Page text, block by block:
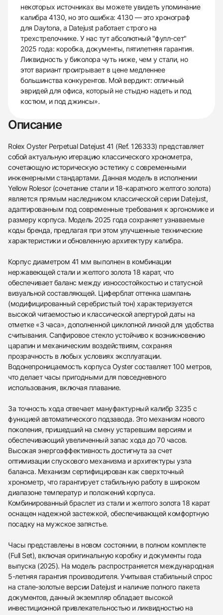
438
285
145
142
205
204
195
150
6
некоторых источниках вы можете увидеть упоминание
калибра 4130, но это ошибка: 4130 — это хронограф
для Daytona, а Datejust работает строго на
трехстрелочнике. У нас тут абсолютный "фулл-сет"
2025 года: коробка, документы, пятилетняя гарантия.
Ликвидность у биколора чуть ниже, чем у стали, но
этот вариант проигрывает в цене медленнее
большинства конкурентов. Мой вердикт: отличный
эвридей для офиса, который не стыдно надеть и под
костюм, и под джинсы».
Описание
Rolex Oyster Perpetual Datejust 41 (Ref. 126333) представляет
собой актуальную итерацию классического хронометра,
сочетающую историческую эстетику с современными
инженерными стандартами. Данная модель в исполнении
Yellow Rolesor (сочетание стали и 18-каратного желтого золота)
является прямым наследником классической серии Datejust,
адаптированным под современные требования к эргономике и
размеру корпуса. Модель 2025 года сохраняет узнаваемые
коды бренда, предлагая при этом улучшенные технические
характеристики и обновленную архитектуру калибра.
Корпус диаметром 41 мм выполнен в комбинации
нержавеющей стали и желтого золота 18 карат, что
обеспечивает баланс между износостойкостью и статусной
визуальной составляющей. Циферблат оттенка шампань
(модифицированный серебристый тон) характеризуется
высокой читаемостью и классической апертурой даты на
отметке «3 часа», дополненной циклопной линзой для удобства
считывания. Сапфировое стекло устойчиво к возникновению
царапин и механическим воздействиям, сохраняя
прозрачность в любых условиях эксплуатации.
Водонепроницаемость корпуса Oyster составляет 100 метров,
что делает часы пригодными для повседневного
использования, включая плавание.
За точность хода отвечает мануфактурный калибр 3235 с
функцией автоматического подзавода. Это механизм нового
поколения, пришедший на смену устаревшим версиям и
обеспечивающий увеличенный запас хода до 70 часов.
Высокая энергоэффективность достигнута за счет
оптимизации спускового механизма и архитектуры узла
баланса. Механизм сертифицирован как сверхточный
хронометр, что гарантирует стабильную работу в широком
диапазоне температур и положений корпуса.
Комбинированный браслет из стали и желтого золота 18 карат
оснащен надежной застежкой, обеспечивающей комфортную
посадку на мужское запястье.
Часы представлены в новом состоянии, в полном комплекте
(Full Set), включая оригинальную коробку и документы года
выпуска (2025). На модель распространяется международная
5-летняя гарантия производителя. Учитывая стабильный спрос
на стале-золотые версии Datejust и наличие полного пакета
документов, данный экземпляр обладает высокой
инвестиционной привлекательностью и ликвидностью на
Купить эти часы
Оставьте ваши контактные данные и мы свяжемся
Трейд-ин часов
Оставьте ваши контактные данные и мы свяжемся
с вами
Rolex